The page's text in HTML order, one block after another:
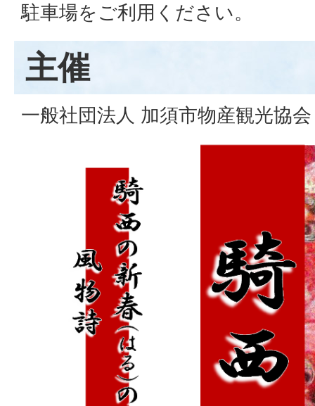
駐車場をご利用ください。
主催
一般社団法人 加須市物産観光協会